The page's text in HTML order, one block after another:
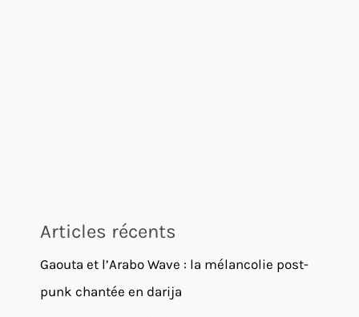
Articles récents
Gaouta et l’Arabo Wave : la mélancolie post-
punk chantée en darija